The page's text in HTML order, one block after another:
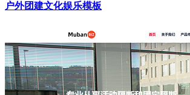
户外团建文化娱乐模板